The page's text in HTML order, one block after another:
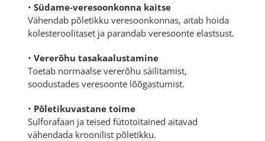
• Südame-veresoonkonna kaitse
Vähendab põletikku veresoonkonnas, aitab hoida
kolesteroolitaset ja parandab veresoonte elastsust.
• Vererõhu tasakaalustamine
Toetab normaalse vererõhu säilitamist,
soodustades veresoonte lõõgastumist.
• Põletikuvastane toime
Sulforafaan ja teised fütotoitained aitavad
vähendada kroonilist põletikku.